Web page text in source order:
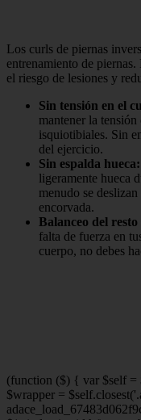
Los curls de piernas
entrenamiento de
el riesgo de lesiones y
Sin tensión en el
mantener la
isquiotibiales. Sin
del ejercicio.
Sin espalda hueca:
ligeramente hueca
menudo se
encorvada.
Balanceo del
falta de fuerza en
cuerpo, no debes
(function ($) { var $self =
$wrapper =